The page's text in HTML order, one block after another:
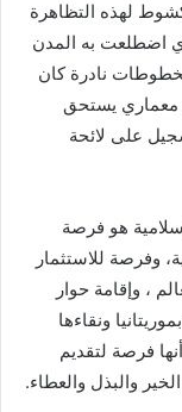
لهذه التظاهرة
اضطلعت به المدن
نادرة كان
معماري يستحق
على لائحة
هو فرصة
وفرصة للاستثمار
، وإقامة حوار
ونقاءها
فرصة لتقديم
والبذل والعطاء.